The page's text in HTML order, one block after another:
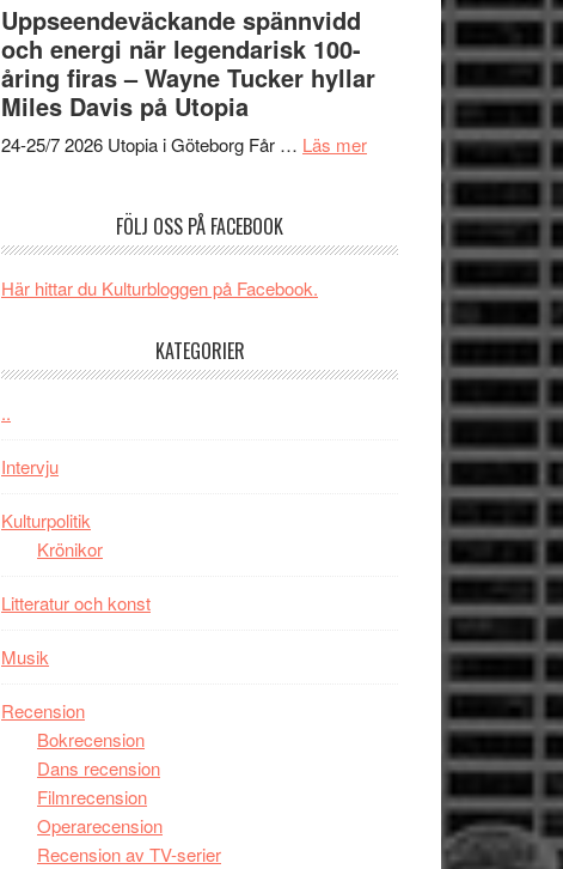
Toronto
filmen
någonsin
jubileum
Budapest
Uppseendeväckande spännvidd
och energi när legendarisk 100-
åring firas – Wayne Tucker hyllar
Miles Davis på Utopia
24-25/7 2026 Utopia i Göteborg Får … Läs merom
Uppseendeväckande
spännvidd
energi
åring
FÖLJ OSS PÅ FACEBOOK
Här hittar du Kulturbloggen på Facebook.
KATEGORIER
..
Intervju
Kulturpolitik
Krönikor
Litteratur och konst
Musik
Recension
Bokrecension
Dans recension
Filmrecension
Operarecension
Recension av TV-serier